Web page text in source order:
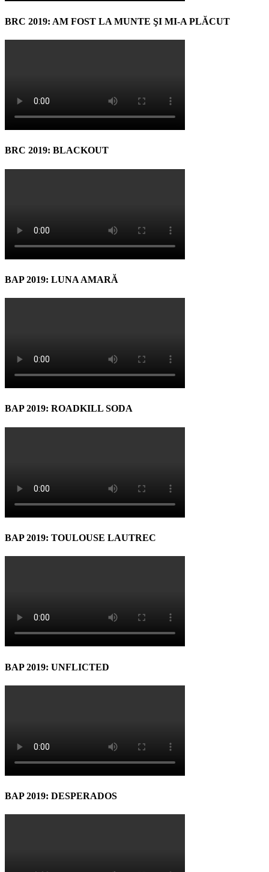
BRC 2019: AM FOST LA MUNTE ŞI MI-A PLĂCUT
BRC 2019: BLACKOUT
BAP 2019: LUNA AMARĂ
BAP 2019: ROADKILL SODA
BAP 2019: TOULOUSE LAUTREC
BAP 2019: UNFLICTED
BAP 2019: DESPERADOS